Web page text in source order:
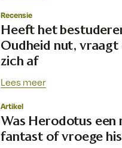
Recensie
Heeft het
Oudheid nut, vraagt
zich af
Lees meer
Artikel
Was Herodotus een
fantast of vroege